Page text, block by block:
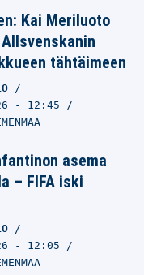
Kai Meriluoto
tähtäimeen
- 12:45
asema
– FIFA iski
- 12:05